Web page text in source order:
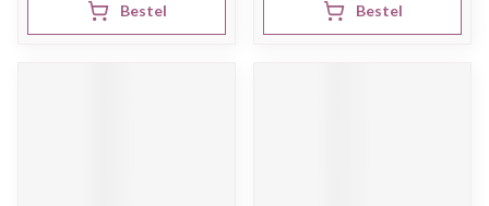
Bestel Bestel